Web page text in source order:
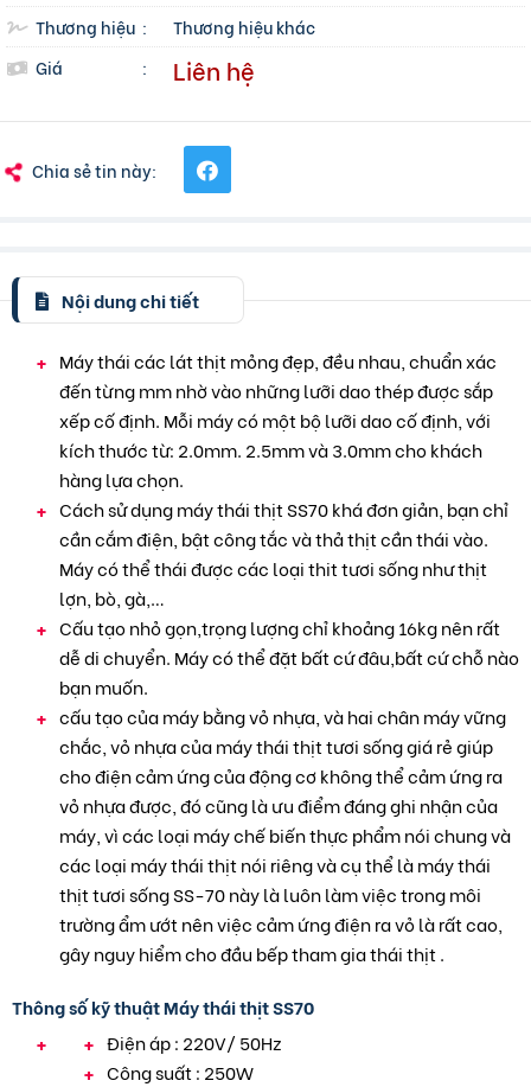
Thương hiệu :
Thương hiệu khác
Giá
: Liên hệ
Chia sẻ tin này:
Nội dung chi tiết
Máy thái các lát thịt mỏng đẹp, đều nhau, chuẩn xác
đến từng mm nhờ vào những lưỡi dao thép được sắp
xếp cố định. Mỗi máy có một bộ lưỡi dao cố định, với
kích thước từ: 2.0mm. 2.5mm và 3.0mm cho khách
hàng lựa chọn.
Cách sử dụng máy thái thịt SS70 khá đơn giản, bạn chỉ
cần cắm điện, bật công tắc và thả thịt cần thái vào.
Máy có thể thái được các loại thit tươi sống như thịt
lợn, bò, gà,…
Cấu tạo nhỏ gọn,trọng lượng chỉ khoảng 16kg nên rất
dễ di chuyển. Máy có thể đặt bất cứ đâu,bất cứ chỗ nào
bạn muốn.
cấu tạo của máy bằng vỏ nhựa, và hai chân máy vững
chắc, vỏ nhựa của máy thái thịt tươi sống giá rẻ giúp
cho điện cảm ứng của động cơ không thể cảm ứng ra
vỏ nhựa được, đó cũng là ưu điểm đáng ghi nhận của
máy, vì các loại máy chế biến thực phẩm nói chung và
các loại máy thái thịt nói riêng và cụ thể là máy thái
thịt tươi sống SS-70 này là luôn làm việc trong môi
trường ẩm ướt nên việc cảm ứng điện ra vỏ là rất cao,
gây nguy hiểm cho đầu bếp tham gia thái thịt .
Thông số kỹ thuật Máy thái thịt SS70
Điện áp : 220V/ 50Hz
Công suất : 250W